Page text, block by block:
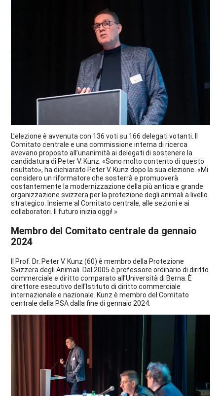
L’elezione è avvenuta con 136 voti su 166 delegati votanti. Il
Comitato centrale e una commissione interna di ricerca
avevano proposto all’unanimità ai delegati di sostenere la
candidatura di Peter V. Kunz. «Sono molto contento di questo
risultato», ha dichiarato Peter V. Kunz dopo la sua elezione. «Mi
considero un riformatore che sosterrà e promuoverà
costantemente la modernizzazione della più antica e grande
organizzazione svizzera per la protezione degli animali a livello
strategico. Insieme al Comitato centrale, alle sezioni e ai
collaboratori. Il futuro inizia oggi! »
Membro del Comitato centrale da gennaio
2024
Il Prof. Dr. Peter V. Kunz (60) è membro della Protezione
Svizzera degli Animali. Dal 2005 è professore ordinario di diritto
commerciale e diritto comparato all’Università di Berna. È
direttore esecutivo dell’Istituto di diritto commerciale
internazionale e nazionale. Kunz è membro del Comitato
centrale della PSA dalla fine di gennaio 2024.